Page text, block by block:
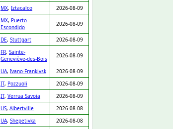
MX, Iztacalco
2026-08-09
MX, Puerto
Escondido
2026-08-09
DE, Stuttgart
2026-08-09
FR, Sainte-
Geneviève-des-Bois
2026-08-09
UA, Ivano-Frankivsk
2026-08-09
IT, Pozzuoli
2026-08-09
IT, Verrua Savoia
2026-08-09
US, Albertville
2026-08-08
UA, Shepetivka
2026-08-08